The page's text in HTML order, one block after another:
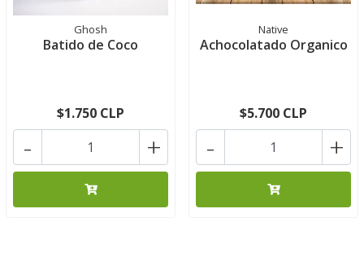
Ghosh
Batido de Coco
$1.750 CLP
+
-
Native
Achocolatado Organico
$5.700 CLP
+
-